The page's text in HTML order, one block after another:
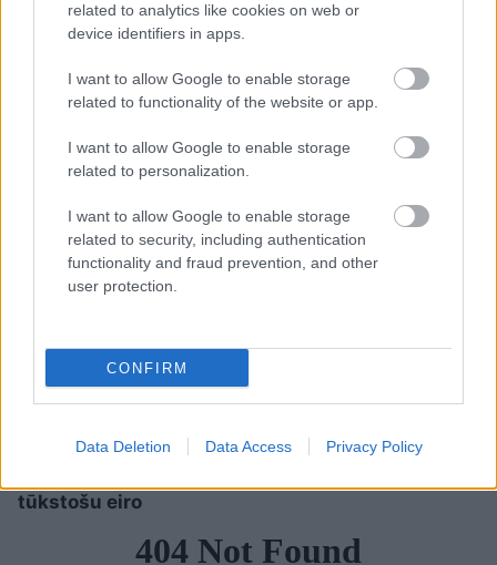
related to analytics like cookies on web or
device identifiers in apps.
I want to allow Google to enable storage
related to functionality of the website or app.
I want to allow Google to enable storage
related to personalization.
I want to allow Google to enable storage
related to security, including authentication
functionality and fraud prevention, and other
user protection.
CONFIRM
Data Deletion Data Access Privacy Policy
TESTS. Tikai cilvēki ar
laucinieka DNS spēs iegūt
80% šajā lauku gudrību
testā
VIDEO. Rīgā
autovadītājas
dzelzceļa
pārbrauktuves viņai
tūkstošu eiro
to, ko viņam noteikti
nebūtu jādzird